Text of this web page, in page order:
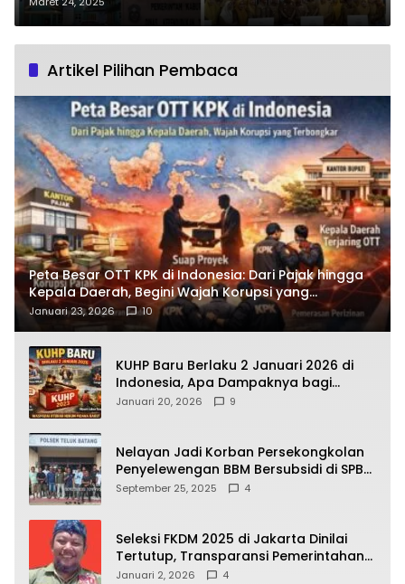
Artikel Pilihan Pembaca
Peta Besar OTT KPK di Indonesia: Dari Pajak hingga
Kepala Daerah, Begini Wajah Korupsi yang
Terbongkar
Januari 23, 2026 10
KUHP Baru Berlaku 2 Januari 2026 di
Indonesia, Apa Dampaknya bagi
Kehidupan Warga? Ini Aturan Kunci
Januari 20, 2026 9
Nelayan Jadi Korban Persekongkolan
Penyelewengan BBM Bersubsidi di SPBU
64.78809 Teluk Batang
September 25, 2025 4
Seleksi FKDM 2025 di Jakarta Dinilai
Tertutup, Transparansi Pemerintahan
Pramono–Rano Dipertanyakan
Januari 2, 2026 4